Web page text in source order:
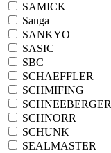
SAMICK
Sanga
SANKYO
SASIC
SBC
SCHAEFFLER
SCHMIFING
SCHNEEBERGER
SCHNORR
SCHUNK
SEALMASTER